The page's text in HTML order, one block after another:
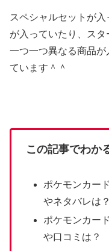
スペシャルセットが
が入っていたり、ス
一つ一つ異なる商品
ています＾＾
この記事でわか
ポケモンカー
やネタバレは？
ポケモンカー
や口コミは？